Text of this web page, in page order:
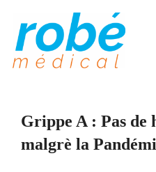
contenu
Grippe A : Pas de
malgrè la